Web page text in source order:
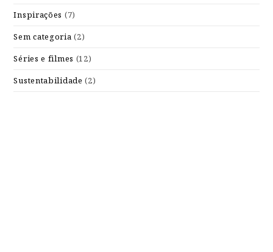
Inspirações (7)
Sem categoria (2)
Séries e filmes (12)
Sustentabilidade (2)